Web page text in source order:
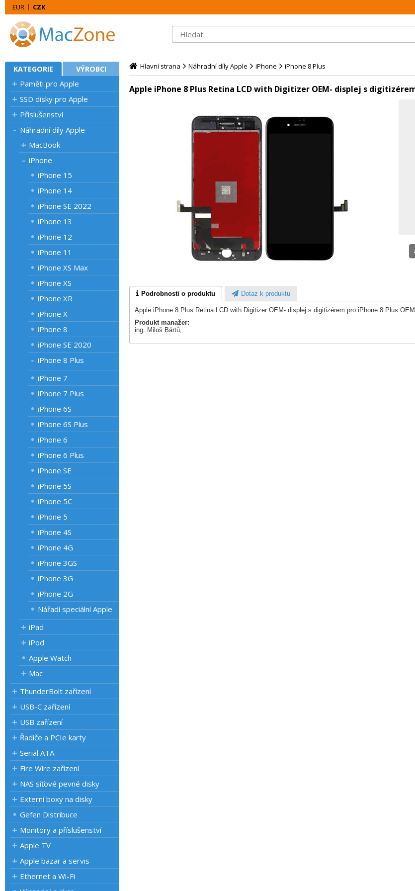
EUR CZK
KATEGORIE VÝROBCI
Paměti pro Apple
SSD disky pro Apple
Příslušenství
Náhradní díly Apple
MacBook
iPhone
iPhone 15
iPhone 14
iPhone SE 2022
iPhone 13
iPhone 12
iPhone 11
iPhone XS Max
iPhone XS
iPhone XR
iPhone X
iPhone 8
iPhone SE 2020
iPhone 8 Plus
iPhone 7
iPhone 7 Plus
iPhone 6S
iPhone 6S Plus
iPhone 6
iPhone 6 Plus
iPhone SE
iPhone 5S
iPhone 5C
iPhone 5
iPhone 4S
iPhone 4G
iPhone 3GS
iPhone 3G
iPhone 2G
Nářadí speciální Apple
iPad
iPod
Apple Watch
Mac
ThunderBolt zařízení
USB-C zařízení
USB zařízení
Řadiče a PCIe karty
Serial ATA
Fire Wire zařízení
NAS síťové pevné disky
Externí boxy na disky
Gefen Distribuce
Monitory a příslušenství
Apple TV
Apple bazar a servis
Ethernet a Wi-Fi
Hlavní strana Náhradní díly Apple iPhone iPhone 8 Plus
Apple iPhone 8 Plus Retina LCD with Digitizer OEM- displej s
Podrobnosti o produktu Dotaz k produktu
Apple iPhone 8 Plus Retina LCD with Digitizer OEM- displej s digitizérem pro iPhone 8 Plus
Produkt manažer:
ing. Miloš Bártů,